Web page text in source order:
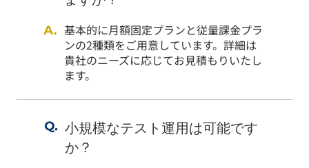
小規模なテスト運用は可能です
か？
基本的に月額固定プランと従量課金プラ
ンの2種類をご用意しています。詳細は
貴社のニーズに応じてお見積もりいたし
ます。